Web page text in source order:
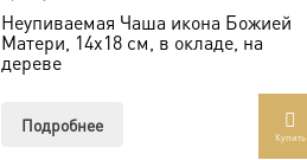
Неупиваемая Чаша икона Божией
Матери, 14х18 см, в окладе, на
дереве
Подробнее
Купить